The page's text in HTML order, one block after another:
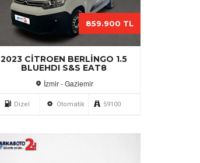
2023 CITROEN BERLINGO 1.5
BLUEHDI S&S EAT8
İzmir - Gaziemir
859.900 TL
Dizel Otomatik 59100